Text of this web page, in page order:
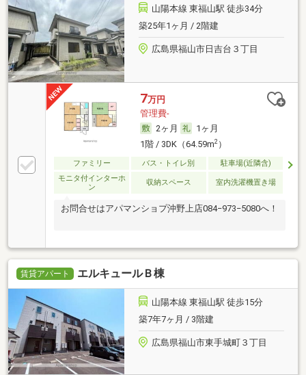
山陽本線 東福山駅 徒歩34分
築25年1ヶ月 / 2階建
広島県福山市日吉台３丁目
7万円
管理費-
2ヶ月
1ヶ月
1階 / 3DK（64.59m2）
ファミリー バス・トイレ別
駐車場(近隣含)
モニタ付インターホ
ン
収納スペース 室内洗濯機置き場
お問合せはアパマンショプ沖野上店084−973−5080へ！
賃貸アパート エルキュールＢ棟
山陽本線 東福山駅 徒歩15分
築7年7ヶ月 / 3階建
広島県福山市東手城町３丁目